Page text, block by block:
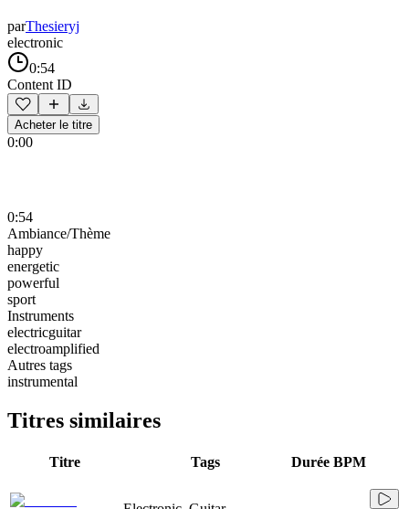
parThesieryj
electronic
0:54
Content ID
Acheter le titre
0:00
0:54
Ambiance/Thème
happy
energetic
powerful
sport
Instruments
electricguitar
electroamplified
Autres tags
instrumental
Titres similaires
Titre Tags Durée BPM